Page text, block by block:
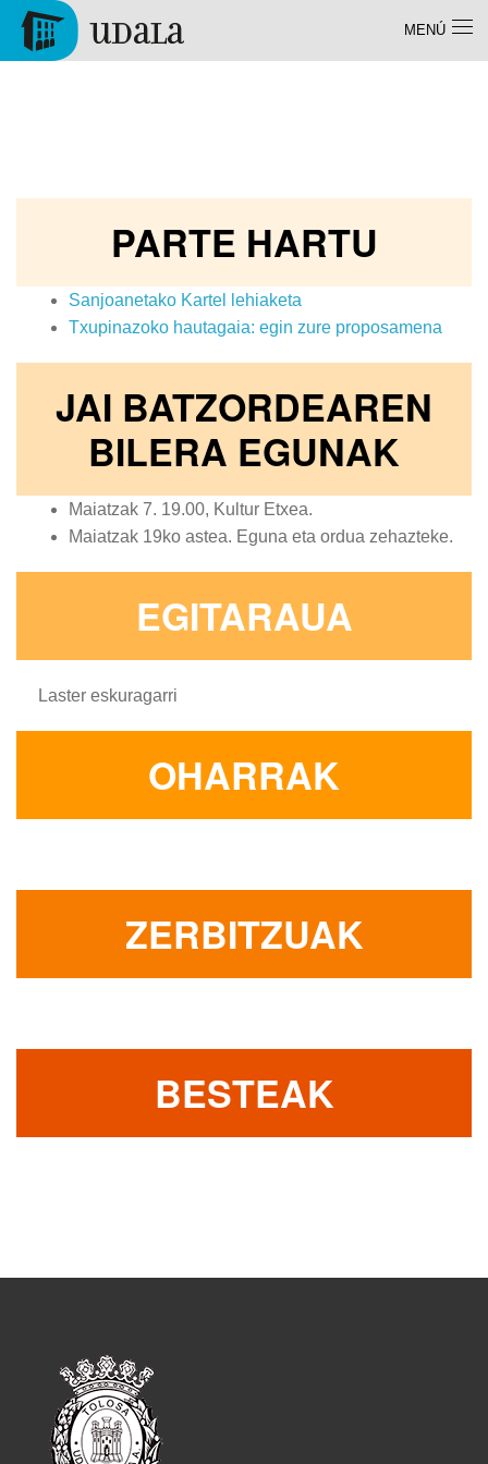
Pasar al contenido principal
PARTE HARTU
Sanjoanetako Kartel lehiaketa
Txupinazoko hautagaia: egin zure proposamena
JAI BATZORDEAREN
BILERA EGUNAK
Maiatzak 7. 19.00, Kultur Etxea.
Maiatzak 19ko astea. Eguna eta ordua zehazteke.
EGITARAUA
Laster eskuragarri
OHARRAK
ZERBITZUAK
BESTEAK
MENÚ